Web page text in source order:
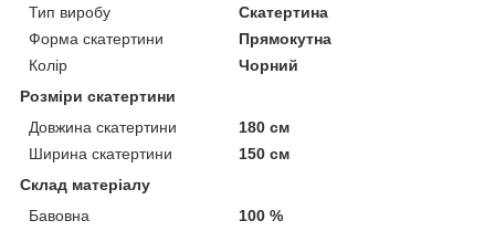
Тип виробу
Скатертина
Форма скатертини
Прямокутна
Колір
Чорний
Розміри скатертини
Довжина скатертини
180 см
Ширина скатертини
150 см
Склад матеріалу
Бавовна
100 %